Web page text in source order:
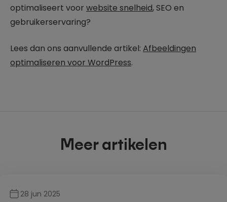
optimaliseert voor website snelheid, SEO en
gebruikerservaring?
Lees dan ons aanvullende artikel: Afbeeldingen
optimaliseren voor WordPress.
Meer artikelen
28 jun 2025